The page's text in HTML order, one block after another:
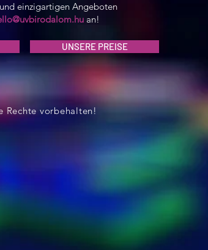
einzigartigen Angeboten
an!
UNSERE PREISE
Rechte vorbehalten!